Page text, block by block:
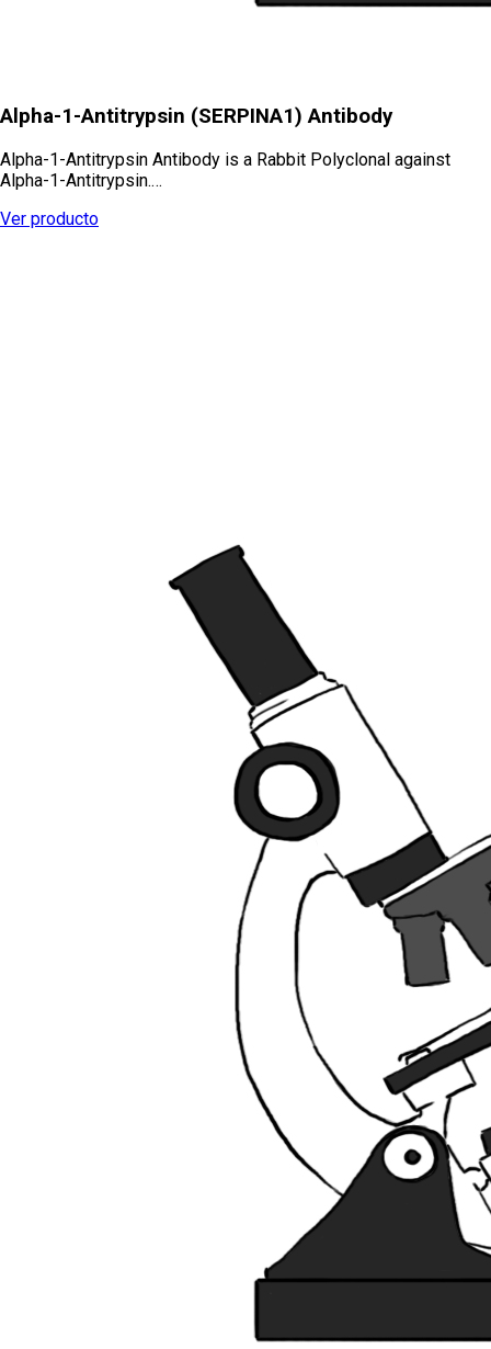
Alpha-1-Antitrypsin (SERPINA1) Antibody
Alpha-1-Antitrypsin Antibody is a Rabbit Polyclonal against
Alpha-1-Antitrypsin.…
Ver producto